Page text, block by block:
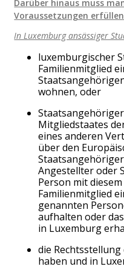
Darüber hinaus muss
Voraussetzungen
In Luxemburg ansässiger
luxemburgischer
Familienmitglied
wohnen, oder
Mitgliedstaates
eines anderen
über den
Angestellter oder
Person mit
Familienmitglied
genannten
aufhalten oder
in Luxemburg
die
haben und in